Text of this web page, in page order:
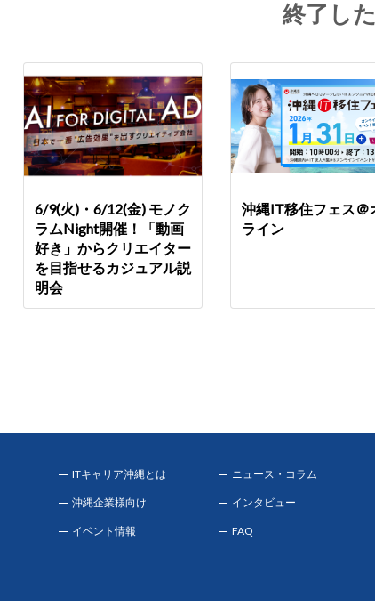
終了し
6/9(火)・6/12(金) モノク
ラムNight開催！「動画
好き」からクリエイター
を目指せるカジュアル説
明会
沖縄IT移住フェス＠
ライン
ITキャリア沖縄とは ニュース・コラム
沖縄企業様向け インタビュー
イベント情報 FAQ